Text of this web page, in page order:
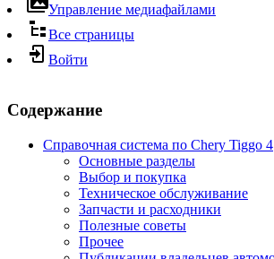
Управление медиафайлами
Все страницы
Войти
Содержание
Справочная система по Chery Tiggo 4
Основные разделы
Выбор и покупка
Техническое обслуживание
Запчасти и расходники
Полезные советы
Прочее